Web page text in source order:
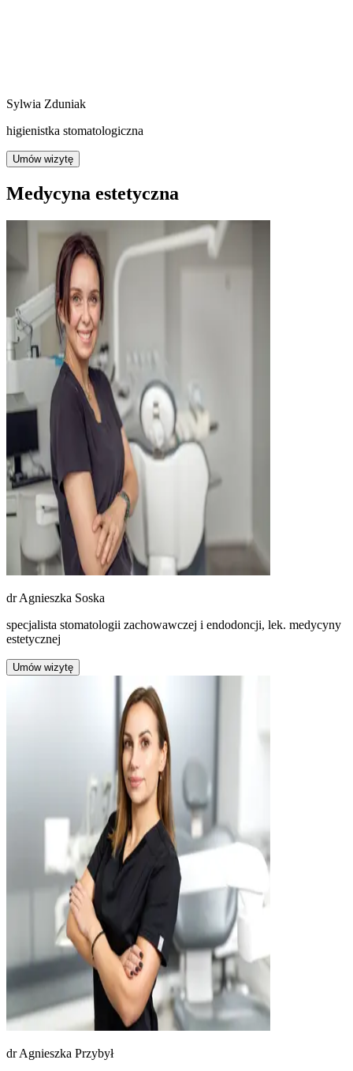
Sylwia Zduniak
higienistka stomatologiczna
Umów wizytę
Medycyna estetyczna
dr Agnieszka Soska
specjalista stomatologii zachowawczej i endodoncji, lek. medycyny
estetycznej
Umów wizytę
dr Agnieszka Przybył